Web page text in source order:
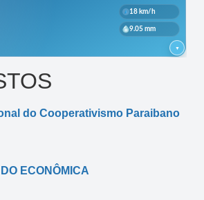
do Cooperativismo Paraibano
ECONÔMICA